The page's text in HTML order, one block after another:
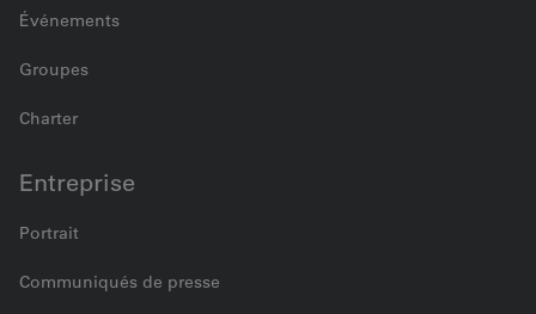
Événements
Groupes
Charter
Entreprise
Portrait
Communiqués de presse